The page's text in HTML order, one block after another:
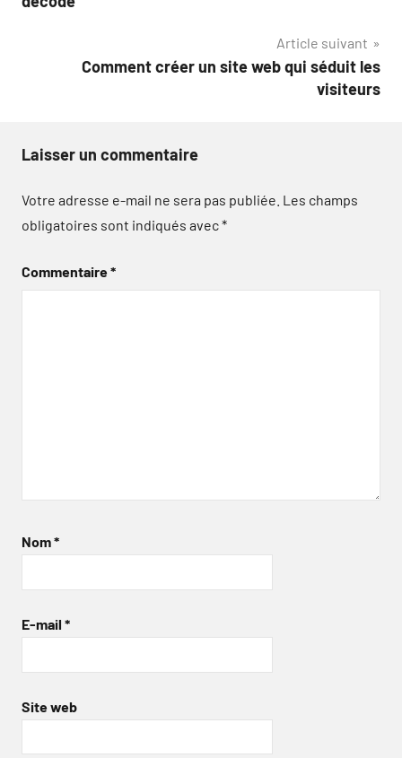
Article suivant
Comment créer un site web qui séduit les
visiteurs
Laisser un commentaire
Votre adresse e-mail ne sera pas publiée. Les champs
obligatoires sont indiqués avec*
Commentaire*
Nom*
E-mail *
Site web